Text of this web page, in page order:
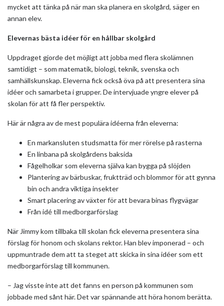
mycket att tänka på när man ska planera en skolgård, säger en
annan elev.
Elevernas bästa idéer för en hållbar skolgård
Uppdraget gjorde det möjligt att jobba med flera skolämnen
samtidigt – som matematik, biologi, teknik, svenska och
samhällskunskap. Eleverna fick också öva på att presentera sina
idéer och samarbeta i grupper. De intervjuade yngre elever på
skolan för att få fler perspektiv.
Här är några av de mest populära idéerna från eleverna:
En markansluten studsmatta för mer rörelse på rasterna
En linbana på skolgårdens baksida
Fågelholkar som eleverna själva kan bygga på slöjden
Plantering av bärbuskar, fruktträd och blommor för att gynna
bin och andra viktiga insekter
Smart placering av växter för att bevara binas flygvägar
Från idé till medborgarförslag
När Jimmy kom tillbaka till skolan fick eleverna presentera sina
förslag för honom och skolans rektor. Han blev imponerad – och
uppmuntrade dem att ta steget att skicka in sina idéer som ett
medborgarförslag till kommunen.
– Jag visste inte att det fanns en person på kommunen som
jobbade med sånt här. Det var spännande att höra honom berätta.